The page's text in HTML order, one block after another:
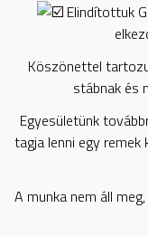
Elindítottuk
Köszönettel
stábnak és
Egyesületünk
tagja lenni egy remek
A munka nem áll